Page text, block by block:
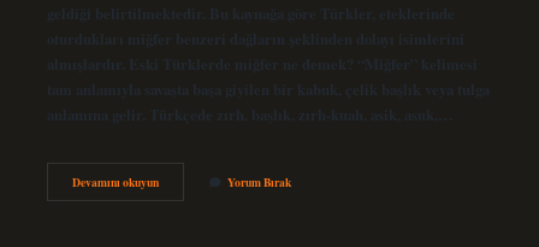
geldiği belirtilmektedir. Bu kaynağa göre Türkler, eteklerinde
oturdukları miğfer benzeri dağların şeklinden dolayı isimlerini
almışlardır. Eski Türklerde miğfer ne demek? “Miğfer” kelimesi
tam anlamıyla savaşta başa giyilen bir kabuk, çelik başlık veya tulga
anlamına gelir. Türkçede zırh, başlık, zırh-kuah, asik, asuk,…
Devamını okuyunMiğfer
Hangi
Yorum Bırak